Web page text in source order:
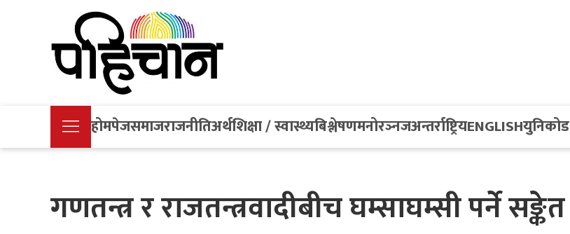
होमपेजसमाजराजनीतिअर्थशिक्षा / स्वास्थ्यबिश्लेषणमनोरञ्नजअन्तर्राष्ट्रियENGLISHयुनिकोड
गणतन्त्र र राजतन्त्रवादीबीच घम्साघम्सी पर्ने सङ्केत